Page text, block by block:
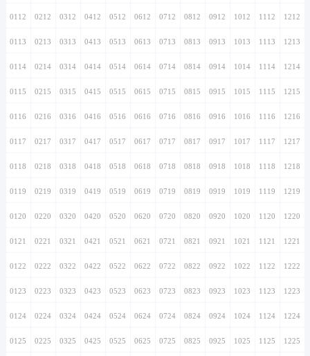
0112 0212 0312 0412 0512 0612 0712 0812 0912 1012 1112 1212
0113 0213 0313 0413 0513 0613 0713 0813 0913 1013 1113 1213
0114 0214 0314 0414 0514 0614 0714 0814 0914 1014 1114 1214
0115 0215 0315 0415 0515 0615 0715 0815 0915 1015 1115 1215
0116 0216 0316 0416 0516 0616 0716 0816 0916 1016 1116 1216
0117 0217 0317 0417 0517 0617 0717 0817 0917 1017 1117 1217
0118 0218 0318 0418 0518 0618 0718 0818 0918 1018 1118 1218
0119 0219 0319 0419 0519 0619 0719 0819 0919 1019 1119 1219
0120 0220 0320 0420 0520 0620 0720 0820 0920 1020 1120 1220
0121 0221 0321 0421 0521 0621 0721 0821 0921 1021 1121 1221
0122 0222 0322 0422 0522 0622 0722 0822 0922 1022 1122 1222
0123 0223 0323 0423 0523 0623 0723 0823 0923 1023 1123 1223
0124 0224 0324 0424 0524 0624 0724 0824 0924 1024 1124 1224
0125 0225 0325 0425 0525 0625 0725 0825 0925 1025 1125 1225